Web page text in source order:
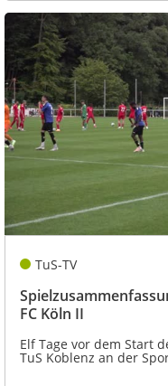
TuS-TV
FC Köln II
Elf Tage vor dem Start
TuS Koblenz an der